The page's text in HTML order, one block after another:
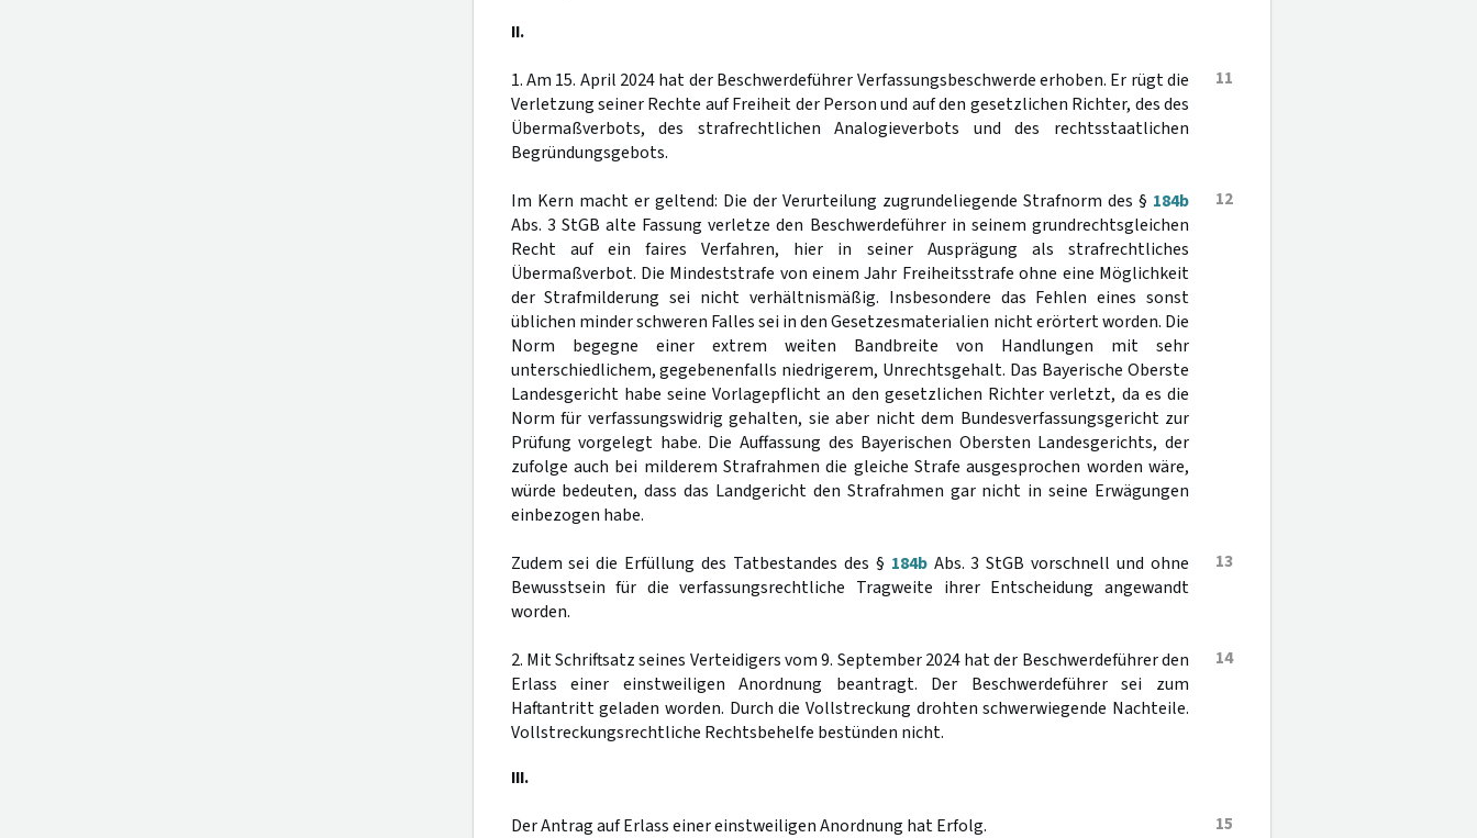
II.
11
1. Am 15. April 2024 hat der Beschwerdeführer Verfassungsbeschwerde erhoben. Er rügt die
Verletzung seiner Rechte auf Freiheit der Person und auf den gesetzlichen Richter, des des
Übermaßverbots, des strafrechtlichen Analogieverbots und des rechtsstaatlichen
Begründungsgebots.
12
Im Kern macht er geltend: Die der Verurteilung zugrundeliegende Strafnorm des § 184b
Abs. 3 StGB alte Fassung verletze den Beschwerdeführer in seinem grundrechtsgleichen
Recht auf ein faires Verfahren, hier in seiner Ausprägung als strafrechtliches
Übermaßverbot. Die Mindeststrafe von einem Jahr Freiheitsstrafe ohne eine Möglichkeit
der Strafmilderung sei nicht verhältnismäßig. Insbesondere das Fehlen eines sonst
üblichen minder schweren Falles sei in den Gesetzesmaterialien nicht erörtert worden. Die
Norm begegne einer extrem weiten Bandbreite von Handlungen mit sehr
unterschiedlichem, gegebenenfalls niedrigerem, Unrechtsgehalt. Das Bayerische Oberste
Landesgericht habe seine Vorlagepflicht an den gesetzlichen Richter verletzt, da es die
Norm für verfassungswidrig gehalten, sie aber nicht dem Bundesverfassungsgericht zur
Prüfung vorgelegt habe. Die Auffassung des Bayerischen Obersten Landesgerichts, der
zufolge auch bei milderem Strafrahmen die gleiche Strafe ausgesprochen worden wäre,
würde bedeuten, dass das Landgericht den Strafrahmen gar nicht in seine Erwägungen
einbezogen habe.
13
Zudem sei die Erfüllung des Tatbestandes des § 184bAbs. 3 StGB vorschnell und ohne
Bewusstsein für die verfassungsrechtliche Tragweite ihrer Entscheidung angewandt
worden.
14
2. Mit Schriftsatz seines Verteidigers vom 9. September 2024 hat der Beschwerdeführer den
Erlass einer einstweiligen Anordnung beantragt. Der Beschwerdeführer sei zum
Haftantritt geladen worden. Durch die Vollstreckung drohten schwerwiegende Nachteile.
Vollstreckungsrechtliche Rechtsbehelfe bestünden nicht.
III.
15
Der Antrag auf Erlass einer einstweiligen Anordnung hat Erfolg.